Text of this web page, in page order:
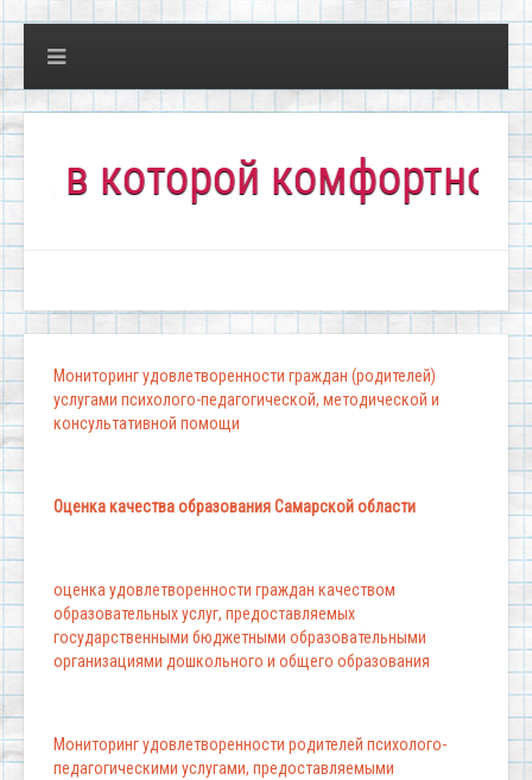
комфортно всем!"
Мониторинг удовлетворенности граждан (родителей)
услугами психолого-педагогической, методической и
консультативной помощи
Оценка качества образования Самарской области
оценка удовлетворенности граждан качеством
образовательных услуг, предоставляемых
государственными бюджетными образовательными
организациями дошкольного и общего образования
Мониторинг удовлетворенности родителей психолого-
педагогическими услугами, предоставляемыми